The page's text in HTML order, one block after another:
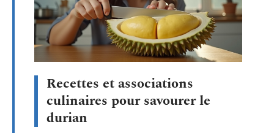
Recettes et associations
culinaires pour savourer le
durian